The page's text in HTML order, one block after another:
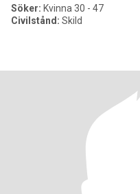
Söker: Kvinna 30 - 47
Civilstånd: Skild